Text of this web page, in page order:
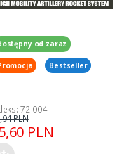
od zaraz
Bestseller
72-004
PLN
PLN